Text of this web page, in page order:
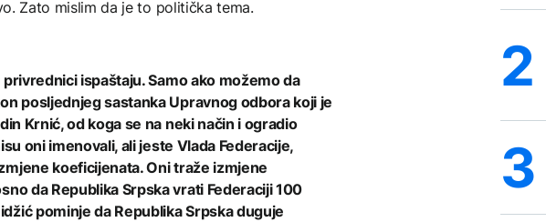
Zato mislim da je to politička tema.
ispaštaju. Samo ako možemo da
posljednjeg sastanka Upravnog odbora koji je
Krnić, od koga se na neki način i ogradio
oni imenovali, ali jeste Vlada Federacije,
koeficijenata. Oni traže izmjene
da Republika Srpska vrati Federaciji 100
pominje da Republika Srpska duguje